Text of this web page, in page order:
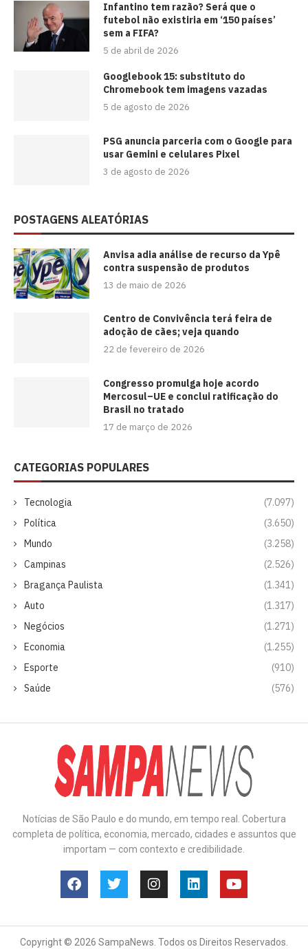
⁠Infantino tem razão? Será que o
futebol não existiria em ‘150 países’
sem a FIFA?
5 de abril de 2026
Googlebook 15: substituto do
Chromebook tem imagens vazadas
5 de agosto de 2026
PSG anuncia parceria com o Google para
usar Gemini e celulares Pixel
3 de agosto de 2026
POSTAGENS ALEATÓRIAS
Anvisa adia análise de recurso da Ypê
contra suspensão de produtos
13 de maio de 2026
Centro de Convivência terá feira de
adoção de cães; veja quando
22 de fevereiro de 2026
Congresso promulga hoje acordo
Mercosul–UE e conclui ratificação do
Brasil no tratado
17 de março de 2026
CATEGORIAS POPULARES
Tecnologia
(7.097)
Política
(3.650)
Mundo
(3.258)
Campinas
(2.526)
Bragança Paulista
(1.341)
Auto
(1.317)
Negócios
(1.271)
Economia
(1.255)
Esporte
(910)
Saúde
(576)
Notícias de São Paulo e do mundo, em tempo real. Cobertura
completa de política, economia, mercado, cidades e assuntos que
importam — com contexto e credibilidade.
Copyright © 2026 SampaNews. Todos os Direitos Reservados.